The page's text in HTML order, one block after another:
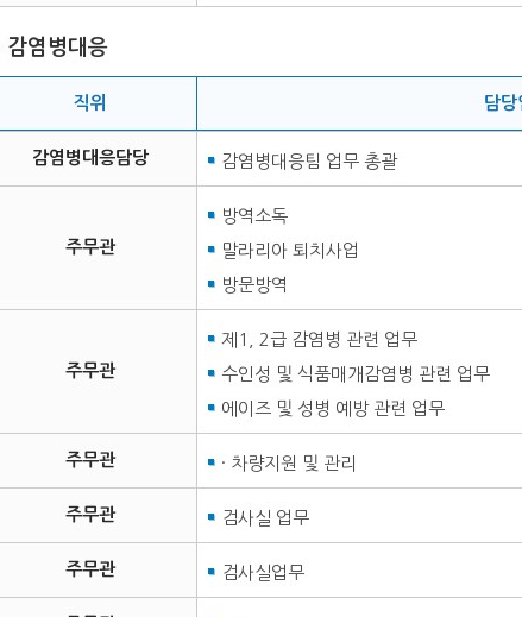
감염병대응
직위 담당
감염병대응담당 감염병대응팀 업무 총괄
주무관
방역소독
말라리아 퇴치사업
방문방역
주무관
제1, 2급 감염병 관련 업무
수인성 및 식품매개감염병 관련 업무
에이즈 및 성병 예방 관련 업무
주무관 · 차량지원 및 관리
주무관 검사실 업무
주무관 검사실업무